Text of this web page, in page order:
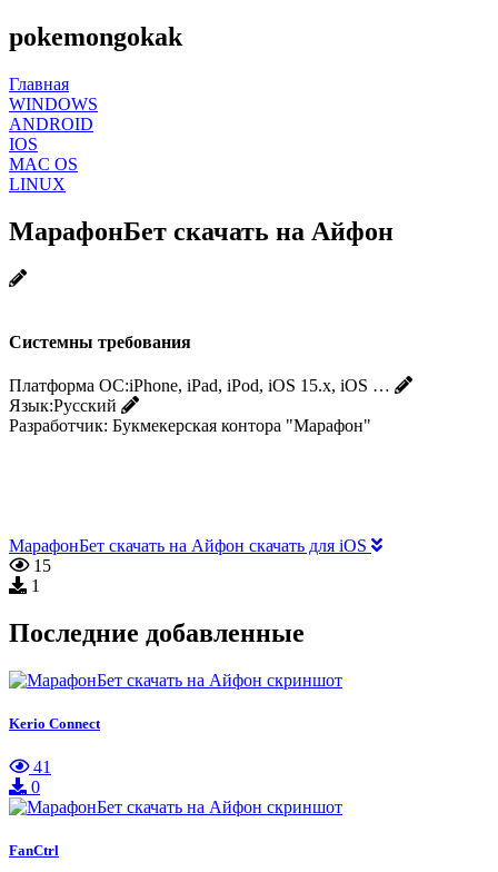
pokemongokak
Главная
WINDOWS
ANDROID
IOS
MAC OS
LINUX
МарафонБет скачать на Айфон
Системны требования
Платформа ОС:iPhone, iPad, iPod, iOS 15.x, iOS …
Язык:Русский
Разработчик: Букмекерская контора "Марафон"
МарафонБет скачать на Айфон скачать для iOS
15
1
Последние добавленные
Kerio Connect
41
0
FanCtrl